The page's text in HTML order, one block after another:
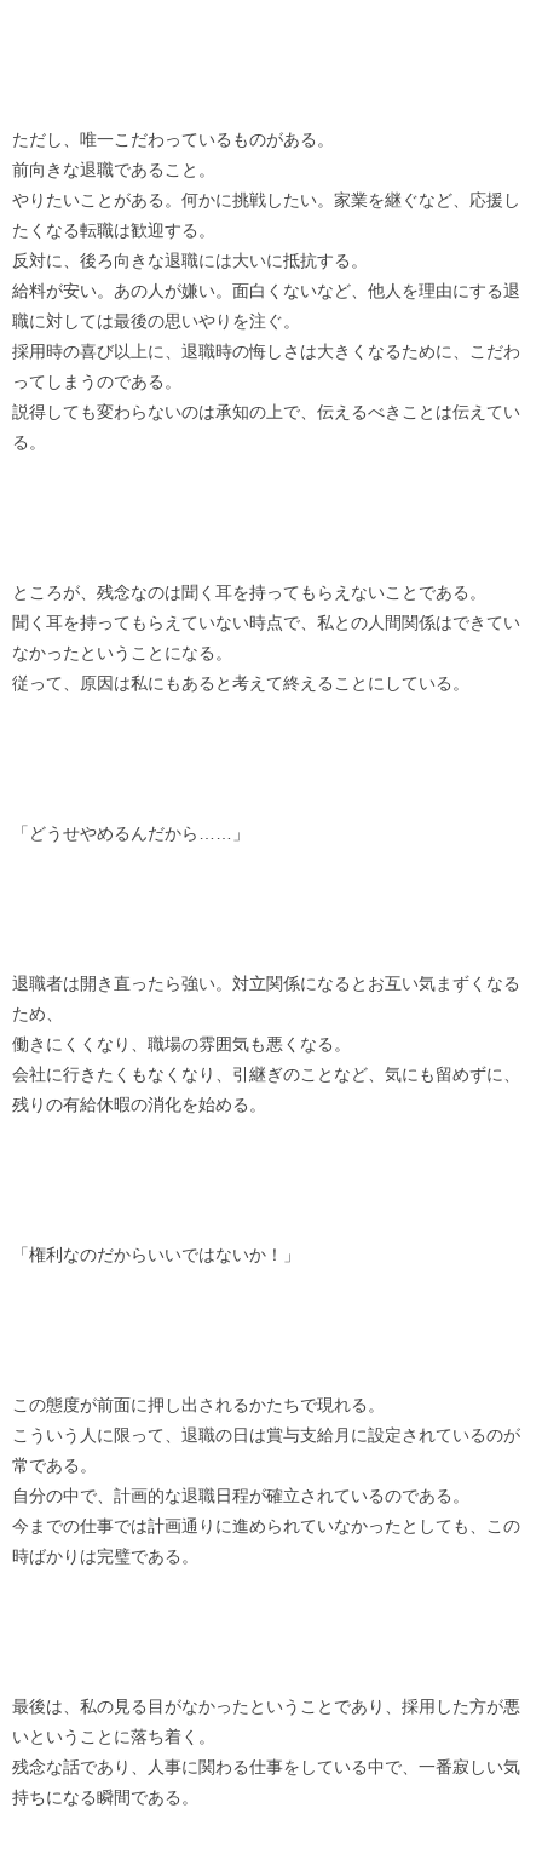
ただし、唯一こだわっているものがある。
前向きな退職であること。
やりたいことがある。何かに挑戦したい。家業を継ぐなど、応援し
たくなる転職は歓迎する。
反対に、後ろ向きな退職には大いに抵抗する。
給料が安い。あの人が嫌い。面白くないなど、他人を理由にする退
職に対しては最後の思いやりを注ぐ。
採用時の喜び以上に、退職時の悔しさは大きくなるために、こだわ
ってしまうのである。
説得しても変わらないのは承知の上で、伝えるべきことは伝えてい
る。
ところが、残念なのは聞く耳を持ってもらえないことである。
聞く耳を持ってもらえていない時点で、私との人間関係はできてい
なかったということになる。
従って、原因は私にもあると考えて終えることにしている。
「どうせやめるんだから……」
退職者は開き直ったら強い。対立関係になるとお互い気まずくなる
ため、
働きにくくなり、職場の雰囲気も悪くなる。
会社に行きたくもなくなり、引継ぎのことなど、気にも留めずに、
残りの有給休暇の消化を始める。
「権利なのだからいいではないか！」
この態度が前面に押し出されるかたちで現れる。
こういう人に限って、退職の日は賞与支給月に設定されているのが
常である。
自分の中で、計画的な退職日程が確立されているのである。
今までの仕事では計画通りに進められていなかったとしても、この
時ばかりは完璧である。
最後は、私の見る目がなかったということであり、採用した方が悪
いということに落ち着く。
残念な話であり、人事に関わる仕事をしている中で、一番寂しい気
持ちになる瞬間である。